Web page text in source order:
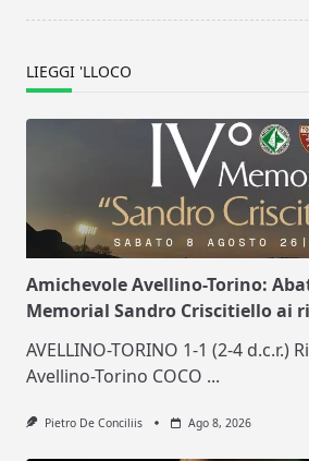
LIEGGI 'LLOCO
Amichevole Avellino-Torino:
Memorial Sandro Criscitiello ai
AVELLINO-TORINO 1-1 (2-4 d.c.r.)
Avellino-Torino COCO ...
Pietro De Conciliis Ago 8, 2026